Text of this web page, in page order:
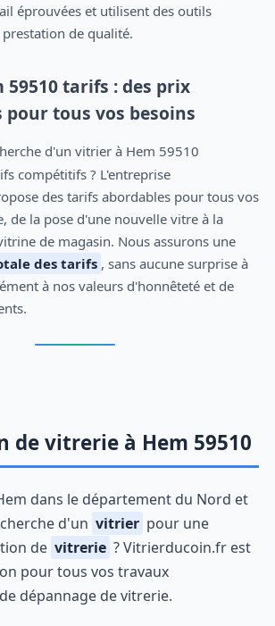
éprouvées et utilisent des outils
de qualité.
59510 tarifs : des prix
tous vos besoins
compétitifs ? L'entreprise
des tarifs abordables pour tous vos
de la pose d'une nouvelle vitre à la
de magasin. Nous assurons une
des tarifs , sans aucune surprise à
à nos valeurs d'honnêteté et de
vitrerie à Hem 59510
d'un vitrier pour une
de vitrerie ? Vitrierducoin.fr est
pour tous vos travaux
dépannage de vitrerie.